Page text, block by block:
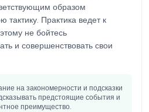
образом
тактику. Практика ведет к
не бойтесь
и совершенствовать свои
на закономерности и подсказки
предстоящие события и
преимущество.